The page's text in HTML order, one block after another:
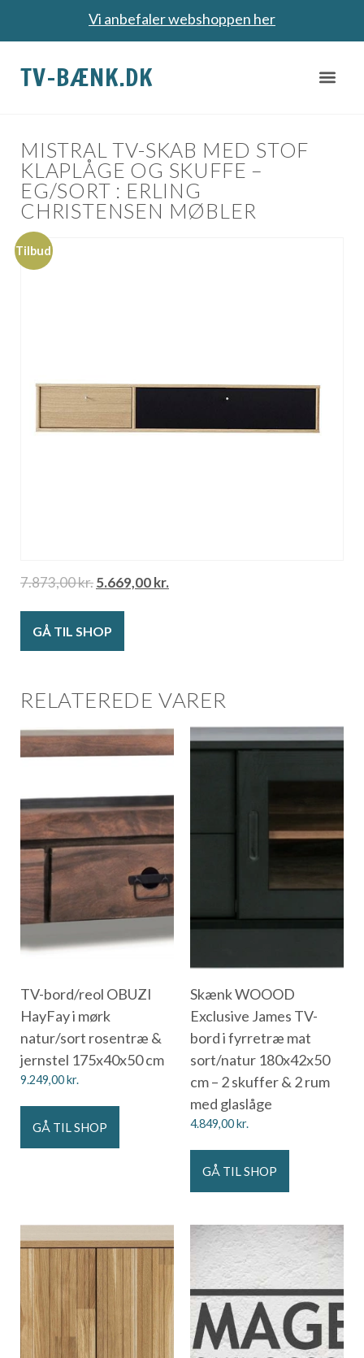
Vi anbefaler webshoppen her
TV-BÆNK.DK
MISTRAL TV-SKAB MED STOF
KLAPLÅGE OG SKUFFE –
EG/SORT : ERLING
CHRISTENSEN MØBLER
Tilbud
7.873,00kr.5.669,00kr.
GÅ TIL SHOP
RELATEREDE VARER
TV-bord/reol OBUZI
HayFay i mørk
natur/sort rosentræ &
jernstel 175x40x50 cm
9.249,00kr.
GÅ TIL SHOP
Skænk WOOOD
Exclusive James TV-
bord i fyrretræ mat
sort/natur 180x42x50
cm – 2 skuffer & 2 rum
med glaslåge
4.849,00kr.
GÅ TIL SHOP